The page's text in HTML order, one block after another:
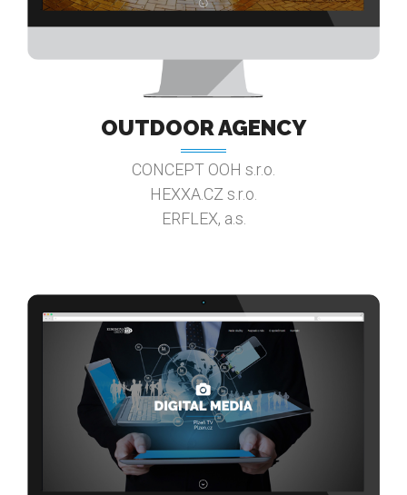
OUTDOOR AGENCY
CONCEPT OOH s.r.o.
HEXXA.CZ s.r.o.
ERFLEX, a.s.